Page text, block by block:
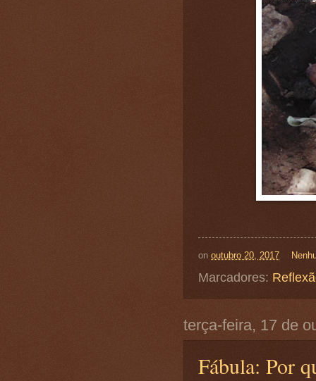
on outubro 20, 2017
Marcadores:
terça-feira, 17 de
Fábula: Por